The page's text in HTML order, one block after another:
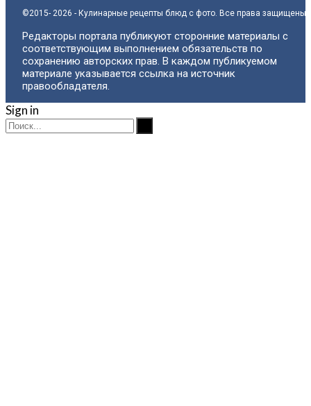
©2015- 2026 - Кулинарные рецепты блюд с фото. Все права защищены.
Редакторы портала публикуют сторонние материалы с
соответствующим выполнением обязательств по
сохранению авторских прав. В каждом публикуемом
материале указывается ссылка на источник
правообладателя.
Sign in